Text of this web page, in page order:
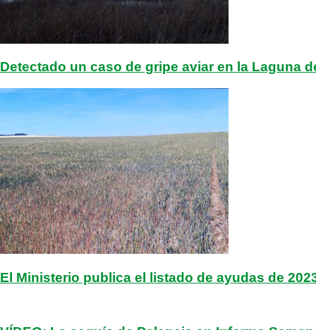
Detectado un caso de gripe aviar en la Laguna
El Ministerio publica el listado de ayudas de